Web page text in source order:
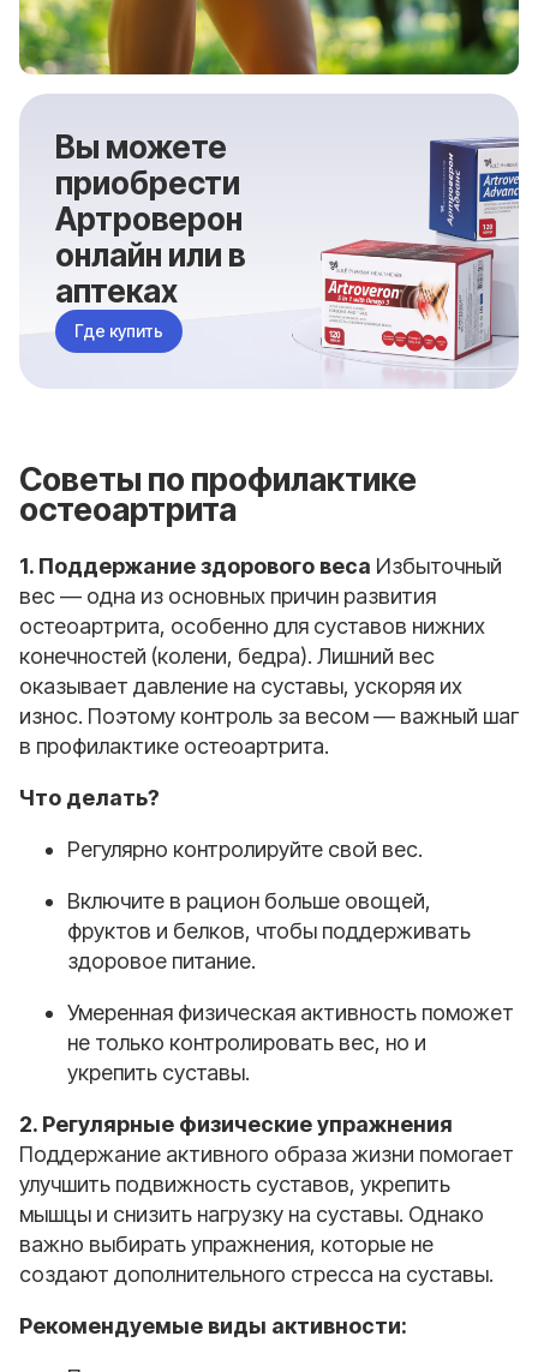
Вы можете
приобрести
Артроверон
онлайн или в
аптеках
Где купить
Советы по профилактике
остеоартрита
1. Поддержание здорового веса Избыточный
вес — одна из основных причин развития
остеоартрита, особенно для суставов нижних
конечностей (колени, бедра). Лишний вес
оказывает давление на суставы, ускоряя их
износ. Поэтому контроль за весом — важный шаг
в профилактике остеоартрита.
Что делать?
Регулярно контролируйте свой вес.
Включите в рацион больше овощей,
фруктов и белков, чтобы поддерживать
здоровое питание.
Умеренная физическая активность поможет
не только контролировать вес, но и
укрепить суставы.
2. Регулярные физические упражнения
Поддержание активного образа жизни помогает
улучшить подвижность суставов, укрепить
мышцы и снизить нагрузку на суставы. Однако
важно выбирать упражнения, которые не
создают дополнительного стресса на суставы.
Рекомендуемые виды активности: